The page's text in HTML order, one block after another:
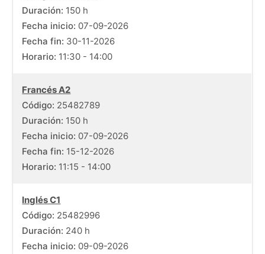
Duración: 150 h
Fecha inicio: 07-09-2026
Fecha fin: 30-11-2026
Horario: 11:30 - 14:00
Código: 25482789
Francés A2
Duración: 150 h
Fecha inicio: 07-09-2026
Fecha fin: 15-12-2026
Horario: 11:15 - 14:00
Código: 25482996
Inglés C1
Duración: 240 h
Fecha inicio: 09-09-2026